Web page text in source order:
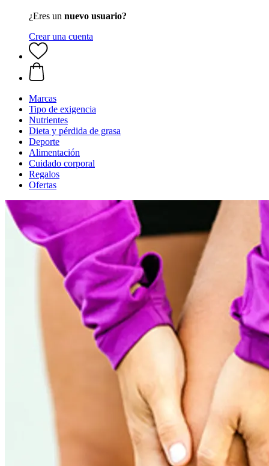
¿Eres un nuevo usuario?
Crear una cuenta
Marcas
Tipo de exigencia
Nutrientes
Dieta y pérdida de grasa
Deporte
Alimentación
Cuidado corporal
Regalos
Ofertas